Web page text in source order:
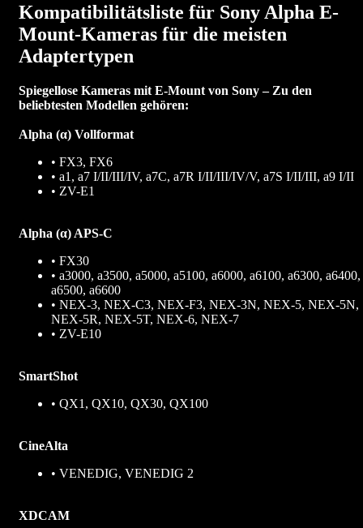
Kompatibilitätsliste für Sony Alpha E-
Mount-Kameras für die meisten
Adaptertypen
Spiegellose Kameras mit E-Mount von Sony – Zu den
beliebtesten Modellen gehören:
Alpha (α) Vollformat
• FX3, FX6
• a1, a7 I/II/III/IV, a7C, a7R I/II/III/IV/V, a7S I/II/III, a9 I/II
• ZV-E1
Alpha (α) APS-C
• FX30
• a3000, a3500, a5000, a5100, a6000, a6100, a6300, a6400,
a6500, a6600
• NEX-3, NEX-C3, NEX-F3, NEX-3N, NEX-5, NEX-5N,
NEX-5R, NEX-5T, NEX-6, NEX-7
• ZV-E10
SmartShot
• QX1, QX10, QX30, QX100
CineAlta
• VENEDIG, VENEDIG 2
XDCAM